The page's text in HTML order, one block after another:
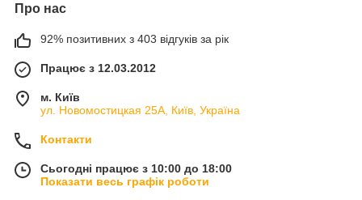
Про нас
92% позитивних з 403 відгуків за рік
Працює з 12.03.2012
м. Київ
ул. Новомостицкая 25А, Київ, Україна
Контакти
Сьогодні працює з 10:00 до 18:00
Показати весь графік роботи